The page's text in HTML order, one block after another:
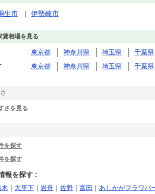
生市 ｜ 伊勢崎市
賃相場を見る
東京都 神奈川県 埼玉県 千葉県
東京都 神奈川県 埼玉県 千葉県
さを見る
を探す
を探す
報を探す :
木 ｜ 大平下 ｜ 岩舟 ｜ 佐野 ｜ 富田 ｜ あしかがフラワパ